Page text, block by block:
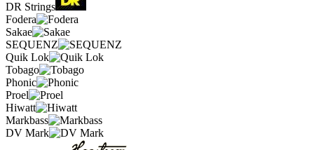
DR Strings
Fodera
Sakae
SEQUENZ
Quik Lok
Tobago
Phonic
Proel
Hiwatt
Markbass
DV Mark